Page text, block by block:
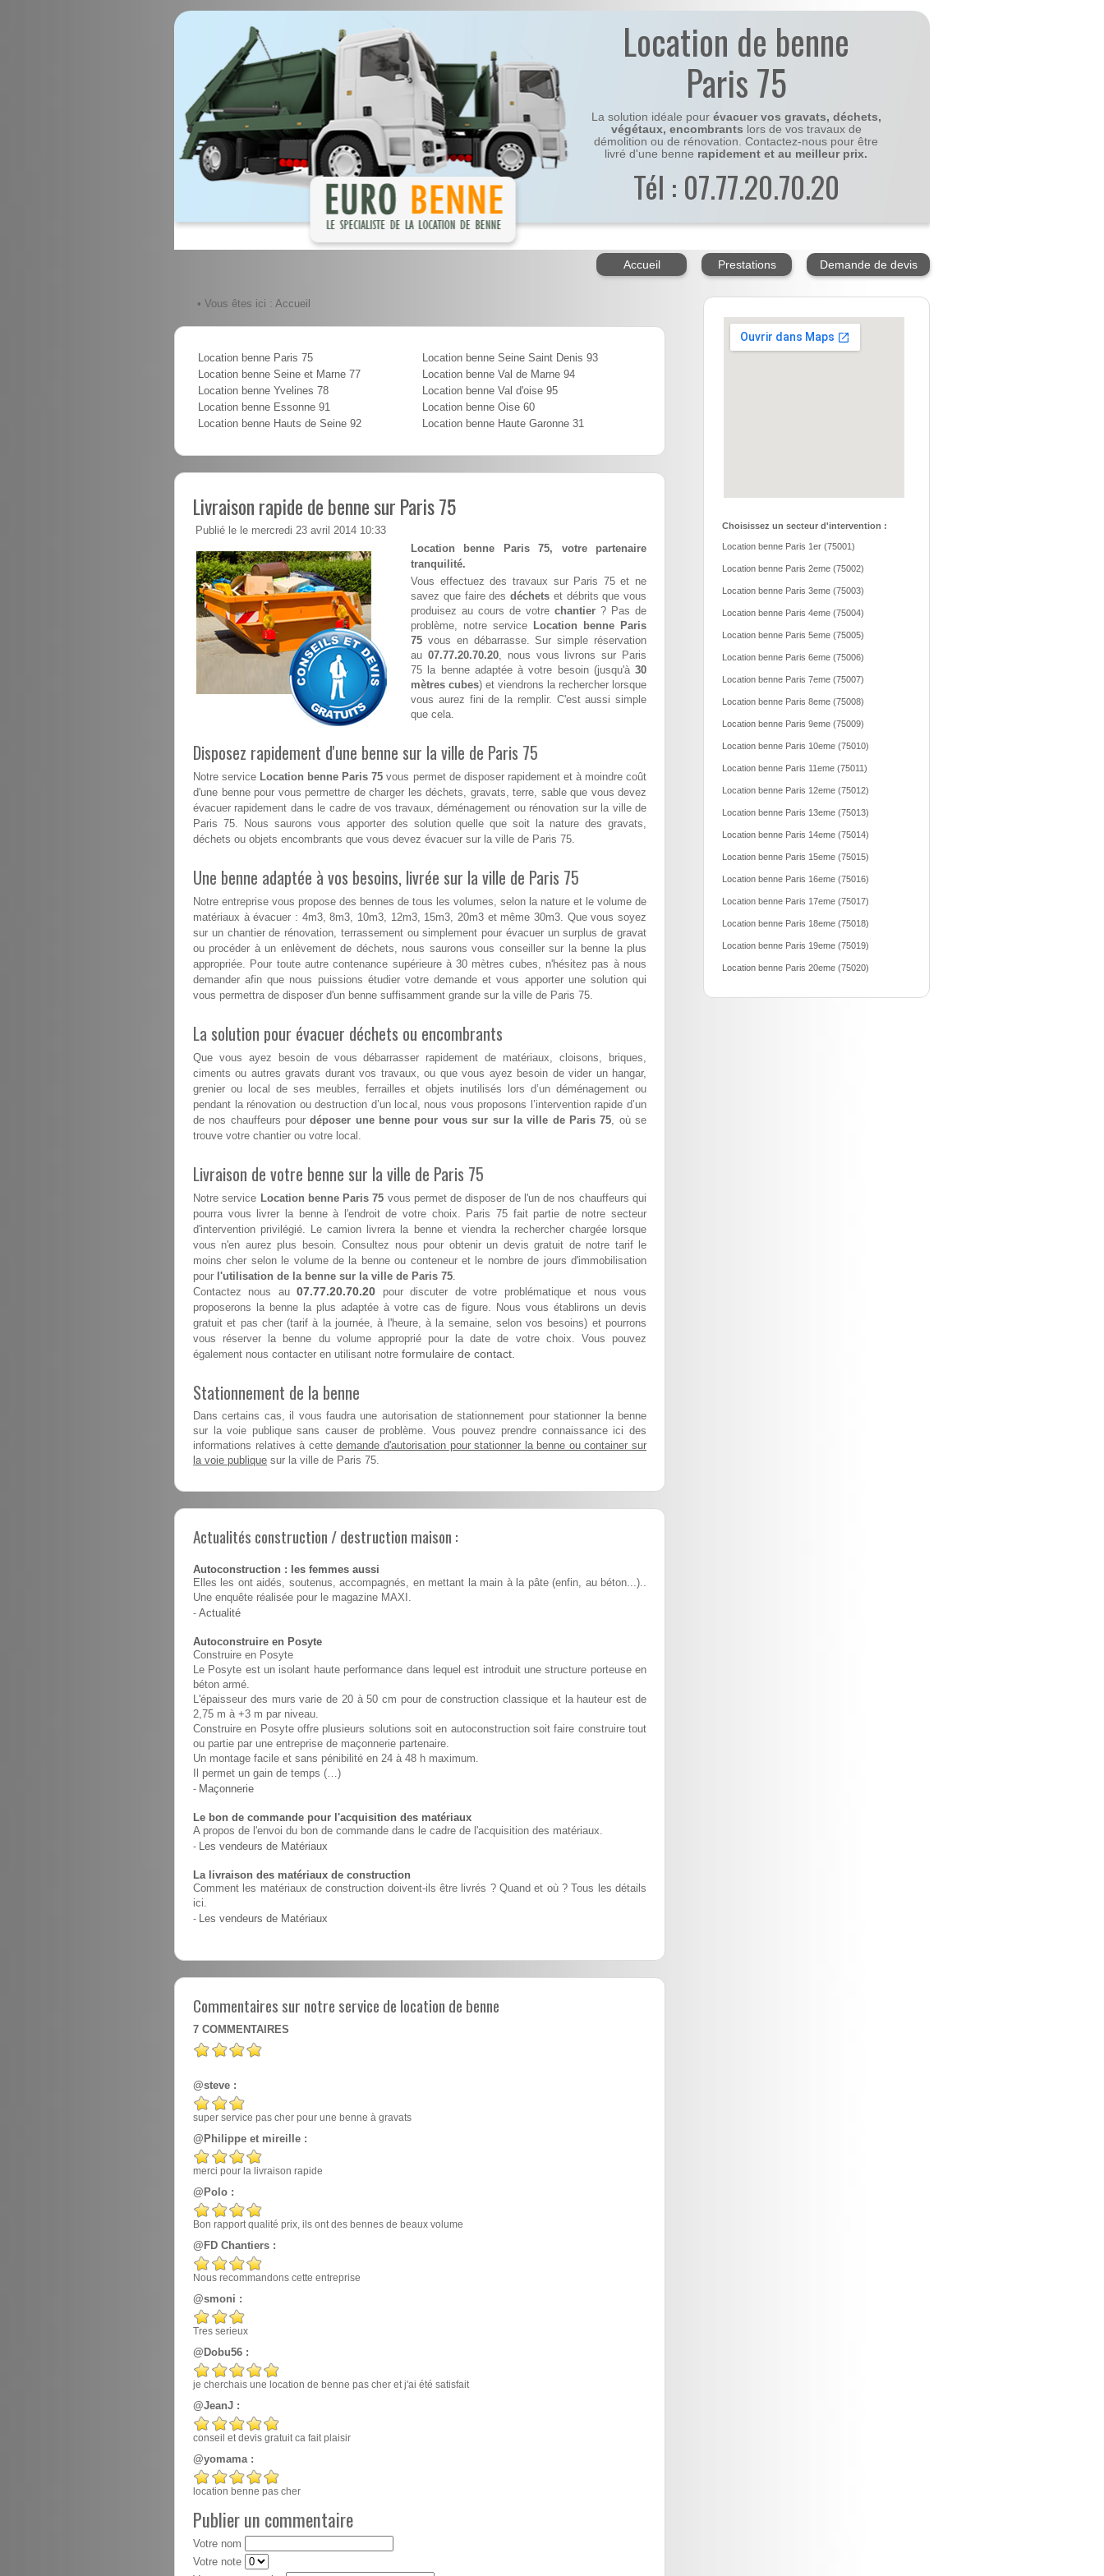
Location de benne
Paris 75
La solution idéale pour évacuer vos gravats, déchets,
végétaux, encombrants lors de vos travaux de
démolition ou de rénovation. Contactez-nous pour être
livré d'une benne rapidement et au meilleur prix.
Tél : 07.77.20.70.20
Accueil Prestations Demande de devis
• Vous êtes ici : Accueil
Location benne Paris 75
Location benne Seine et Marne 77
Location benne Yvelines 78
Location benne Essonne 91
Location benne Hauts de Seine 92
Location benne Seine Saint Denis 93
Location benne Val de Marne 94
Location benne Val d'oise 95
Location benne Oise 60
Location benne Haute Garonne 31
Livraison rapide de benne sur Paris 75
Publié le le mercredi 23 avril 2014 10:33
Location benne Paris 75, votre partenaire
tranquilité.
Vous effectuez des travaux sur Paris 75 et ne
savez que faire des déchets et débrits que vous
produisez au cours de votre chantier ? Pas de
problème, notre service
Location benne Paris
75 vous en débarrasse. Sur simple réservation
au 07.77.20.70.20, nous vous livrons sur Paris
75 la benne adaptée à votre besoin (jusqu'à 30
mètres cubes) et viendrons la rechercher lorsque
vous aurez fini de la remplir. C'est aussi simple
que cela.
Disposez rapidement d'une benne sur la ville de Paris 75
Notre service Location benne Paris 75 vous permet de disposer rapidement et à moindre coût
d'une benne pour vous permettre de charger les déchets, gravats, terre, sable que vous devez
évacuer rapidement dans le cadre de vos travaux, déménagement ou rénovation sur la ville de
Paris 75. Nous saurons vous apporter des solution quelle que soit la nature des gravats,
déchets ou objets encombrants que vous devez évacuer sur la ville de Paris 75.
Une benne adaptée à vos besoins, livrée sur la ville de Paris 75
Notre entreprise vous propose des bennes de tous les volumes, selon la nature et le volume de
matériaux à évacuer : 4m3, 8m3, 10m3, 12m3, 15m3, 20m3 et même 30m3. Que vous soyez
sur un chantier de rénovation, terrassement ou simplement pour évacuer un surplus de gravat
ou procéder à un enlèvement de déchets, nous saurons vous conseiller sur la benne la plus
appropriée. Pour toute autre contenance supérieure à 30 mètres cubes, n'hésitez pas à nous
demander afin que nous puissions étudier votre demande et vous apporter une solution qui
vous permettra de disposer d'un benne suffisamment grande sur la ville de Paris 75.
La solution pour évacuer déchets ou encombrants
Que vous ayez besoin de vous débarrasser rapidement de matériaux, cloisons, briques,
ciments ou autres gravats durant vos travaux, ou que vous ayez besoin de vider un hangar,
grenier ou local de ses meubles, ferrailles et objets inutilisés lors d’un déménagement ou
pendant la rénovation ou destruction d’un local, nous vous proposons l’intervention rapide d’un
de nos chauffeurs pourdéposer une benne pour vous sur sur la ville de Paris 75, où se
trouve votre chantier ou votre local.
Livraison de votre benne sur la ville de Paris 75
Notre service Location benne Paris 75 vous permet de disposer de l'un de nos chauffeurs qui
pourra vous livrer la benne à l'endroit de votre choix. Paris 75 fait partie de notre secteur
d'intervention privilégié. Le camion livrera la benne et viendra la rechercher chargée lorsque
vous n'en aurez plus besoin. Consultez nous pour obtenir un devis gratuit de notre tarif le
moins cher selon le volume de la benne ou conteneur et le nombre de jours d'immobilisation
pour l'utilisation de la benne sur la ville de Paris 75.
Contactez nous au07.77.20.70.20 pour discuter de votre problématique et nous vous
proposerons la benne la plus adaptée à votre cas de figure. Nous vous établirons un devis
gratuit et pas cher (tarif à la journée, à l'heure, à la semaine, selon vos besoins) et pourrons
vous réserver la benne du volume approprié pour la date de votre choix. Vous pouvez
également nous contacter en utilisant notre formulaire de contact.
Stationnement de la benne
Dans certains cas, il vous faudra une autorisation de stationnement pour stationner la benne
sur la voie publique sans causer de problème. Vous pouvez prendre connaissance ici des
informations relatives à cettedemande d'autorisation pour stationner la benne ou container sur
la voie publique sur la ville de Paris 75.
Actualités construction / destruction maison :
Autoconstruction : les femmes aussi
Elles les ont aidés, soutenus, accompagnés, en mettant la main à la pâte (enfin, au béton...)..
Une enquête réalisée pour le magazine MAXI.
- Actualité
Autoconstruire en Posyte
Construire en Posyte
Le Posyte est un isolant haute performance dans lequel est introduit une structure porteuse en
béton armé.
L'épaisseur des murs varie de 20 à 50 cm pour de construction classique et la hauteur est de
2,75 m à +3 m par niveau.
Construire en Posyte offre plusieurs solutions soit en autoconstruction soit faire construire tout
ou partie par une entreprise de maçonnerie partenaire.
Un montage facile et sans pénibilité en 24 à 48 h maximum.
Il permet un gain de temps (…)
- Maçonnerie
Le bon de commande pour l'acquisition des matériaux
A propos de l'envoi du bon de commande dans le cadre de l'acquisition des matériaux.
- Les vendeurs de Matériaux
La livraison des matériaux de construction
Comment les matériaux de construction doivent-ils être livrés ? Quand et où ? Tous les détails
ici.
- Les vendeurs de Matériaux
Commentaires sur notre service de location de benne
7 COMMENTAIRES
@steve :
super service pas cher pour une benne à gravats
@Philippe et mireille :
merci pour la livraison rapide
@Polo :
Bon rapport qualité prix, ils ont des bennes de beaux volume
@FD Chantiers :
Nous recommandons cette entreprise
@smoni :
Tres serieux
@Dobu56 :
je cherchais une location de benne pas cher et j'ai été satisfait
@JeanJ :
conseil et devis gratuit ca fait plaisir
@yomama :
location benne pas cher
Publier un commentaire
Votre nom
Votre note
Choisissez un secteur d'intervention :
Location benne Paris 1er (75001)
Location benne Paris 2eme (75002)
Location benne Paris 3eme (75003)
Location benne Paris 4eme (75004)
Location benne Paris 5eme (75005)
Location benne Paris 6eme (75006)
Location benne Paris 7eme (75007)
Location benne Paris 8eme (75008)
Location benne Paris 9eme (75009)
Location benne Paris 10eme (75010)
Location benne Paris 11eme (75011)
Location benne Paris 12eme (75012)
Location benne Paris 13eme (75013)
Location benne Paris 14eme (75014)
Location benne Paris 15eme (75015)
Location benne Paris 16eme (75016)
Location benne Paris 17eme (75017)
Location benne Paris 18eme (75018)
Location benne Paris 19eme (75019)
Location benne Paris 20eme (75020)